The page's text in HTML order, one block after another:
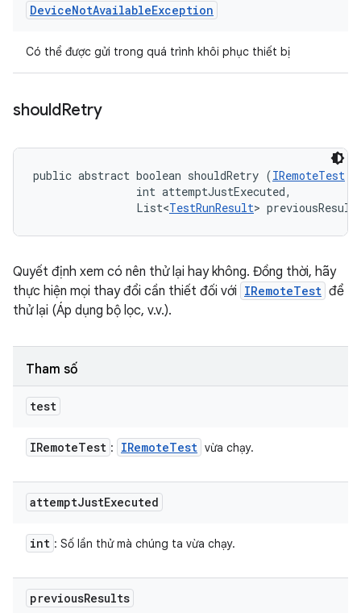
DeviceNotAvailableException
Có thể được gửi trong quá trình khôi phục thiết bị
shouldRetry
public abstract boolean shouldRetry (IRemoteTest
                int attemptJustExecuted,
                List<
TestRunResult>
Quyết định xem có nên thử lại hay không. Đồng thời, hãy
thực hiện mọi thay đổi cần thiết đối với IRemoteTest để
thử lại (Áp dụng bộ lọc, v.v.).
Tham số
test
IRemoteTest : IRemoteTest vừa chạy.
attemptJustExecuted
int : Số lần thử mà chúng ta vừa chạy.
previousResults